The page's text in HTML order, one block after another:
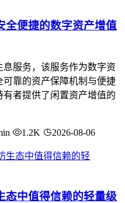
全便捷的数字资产增值
息服务，该服务作为数字资
靠的资产保障机制与便捷
者提供了闲置资产增值的
1.2K 2026-08-06
态中值得信赖的轻量级